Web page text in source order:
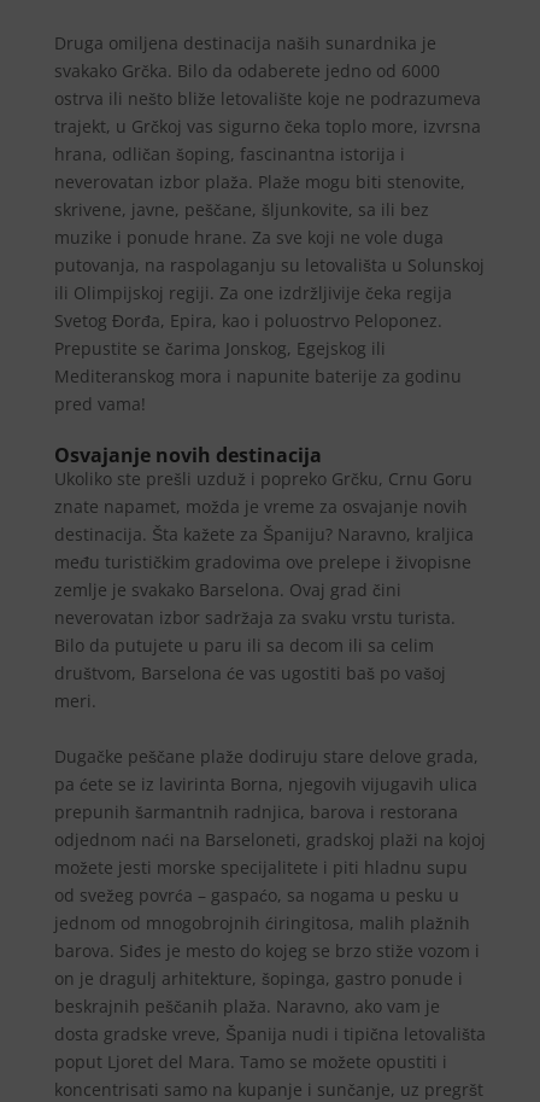
Druga omiljena destinacija naših sunardnika je
svakako Grčka. Bilo da odaberete jedno od 6000
ostrva ili nešto bliže letovalište koje ne podrazumeva
trajekt, u Grčkoj vas sigurno čeka toplo more, izvrsna
hrana, odličan šoping, fascinantna istorija i
neverovatan izbor plaža. Plaže mogu biti stenovite,
skrivene, javne, peščane, šljunkovite, sa ili bez
muzike i ponude hrane. Za sve koji ne vole duga
putovanja, na raspolaganju su letovališta u Solunskoj
ili Olimpijskoj regiji. Za one izdržljivije čeka regija
Svetog Đorđa, Epira, kao i poluostrvo Peloponez.
Prepustite se čarima Jonskog, Egejskog ili
Mediteranskog mora i napunite baterije za godinu
pred vama!
Osvajanje novih destinacija
Ukoliko ste prešli uzduž i popreko Grčku, Crnu Goru
znate napamet, možda je vreme za osvajanje novih
destinacija. Šta kažete za Španiju? Naravno, kraljica
među turističkim gradovima ove prelepe i živopisne
zemlje je svakako Barselona. Ovaj grad čini
neverovatan izbor sadržaja za svaku vrstu turista.
Bilo da putujete u paru ili sa decom ili sa celim
društvom, Barselona će vas ugostiti baš po vašoj
meri.
Dugačke peščane plaže dodiruju stare delove grada,
pa ćete se iz lavirinta Borna, njegovih vijugavih ulica
prepunih šarmantnih radnjica, barova i restorana
odjednom naći na Barseloneti, gradskoj plaži na kojoj
možete jesti morske specijalitete i piti hladnu supu
od svežeg povrća – gaspaćo, sa nogama u pesku u
jednom od mnogobrojnih ćiringitosa, malih plažnih
barova. Siđes je mesto do kojeg se brzo stiže vozom i
on je dragulj arhitekture, šopinga, gastro ponude i
beskrajnih peščanih plaža. Naravno, ako vam je
dosta gradske vreve, Španija nudi i tipična letovališta
poput Ljoret del Mara. Tamo se možete opustiti i
koncentrisati samo na kupanje i sunčanje, uz pregršt